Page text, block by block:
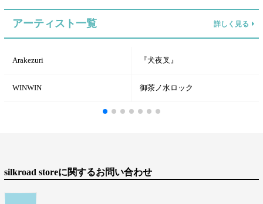
アーティスト一覧 詳しく見る
Arakezuri 『犬夜叉』
WINWIN 御茶ノ水ロック
silkroad storeに関するお問い合わせ